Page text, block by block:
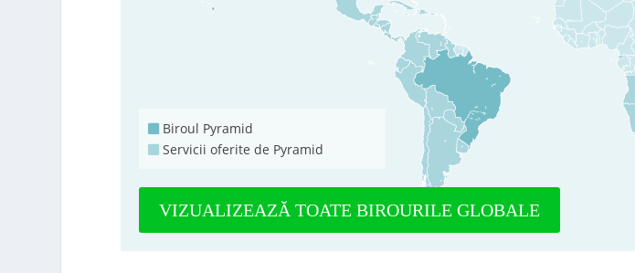
Biroul Pyramid
Servicii oferite de Pyramid
VIZUALIZEAZĂ TOATE BIROURILE GLOBALE